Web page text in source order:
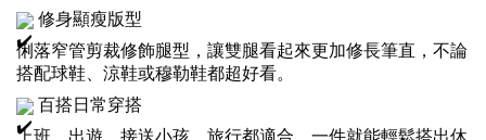
修身顯瘦版型
俐落窄管剪裁修飾腿型，讓雙腿看起來更加修長筆直，不論
搭配球鞋、涼鞋或穆勒鞋都超好看。
百搭日常穿搭